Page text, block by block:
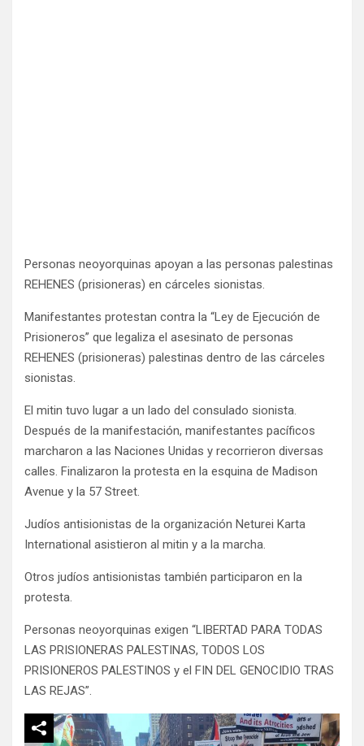
Personas neoyorquinas apoyan a las personas palestinas
REHENES (prisioneras) en cárceles sionistas.
Manifestantes protestan contra la “Ley de Ejecución de
Prisioneros” que legaliza el asesinato de personas
REHENES (prisioneras) palestinas dentro de las cárceles
sionistas.
El mitin tuvo lugar a un lado del consulado sionista.
Después de la manifestación, manifestantes pacíficos
marcharon a las Naciones Unidas y recorrieron diversas
calles. Finalizaron la protesta en la esquina de Madison
Avenue y la 57 Street.
Judíos antisionistas de la organización Neturei Karta
International asistieron al mitin y a la marcha.
Otros judíos antisionistas también participaron en la
protesta.
Personas neoyorquinas exigen “LIBERTAD PARA TODAS
LAS PRISIONERAS PALESTINAS, TODOS LOS
PRISIONEROS PALESTINOS y el FIN DEL GENOCIDIO TRAS
LAS REJAS”.